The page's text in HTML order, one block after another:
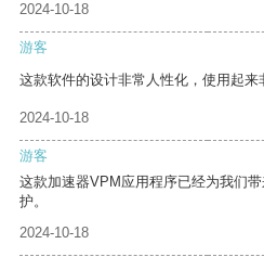
2024-10-18
游客
这款软件的设计非常人性化，使用起来
2024-10-18
游客
这款加速器VPM应用程序已经为我们
护。
2024-10-18